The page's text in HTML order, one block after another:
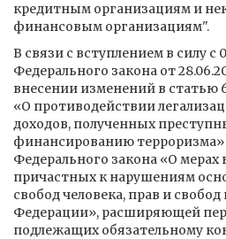
кредитным организациям и
финансовым организациям".
В связи с вступлением в силу с
Федерального закона от
внесении изменений в статью
«О противодействии
доходов, полученных
финансированию терроризма»
Федерального закона «О мерах
причастных к нарушениям
свобод человека, прав и
Федерации», расширяющей
подлежащих обязательному